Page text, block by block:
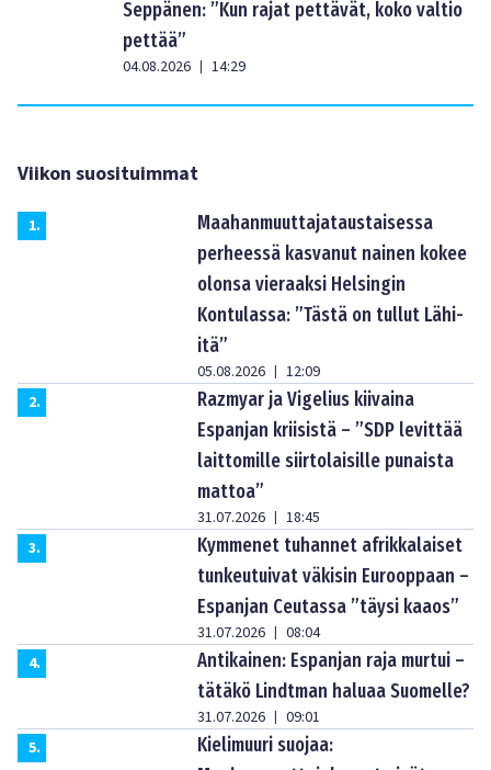
Seppänen: ”Kun rajat pettävät, koko valtio
pettää”
04.08.2026 | 14:29
Viikon suosituimmat
1.
Maahanmuuttajataustaisessa
perheessä kasvanut nainen kokee
olonsa vieraaksi Helsingin
Kontulassa: ”Tästä on tullut Lähi-
itä”
05.08.2026 | 12:09
2.
Razmyar ja Vigelius kiivaina
Espanjan kriisistä – ”SDP levittää
laittomille siirtolaisille punaista
mattoa”
31.07.2026 | 18:45
3.
Kymmenet tuhannet afrikkalaiset
tunkeutuivat väkisin Eurooppaan –
Espanjan Ceutassa ”täysi kaaos”
31.07.2026 | 08:04
4.
Antikainen: Espanjan raja murtui –
tätäkö Lindtman haluaa Suomelle?
31.07.2026 | 09:01
5.
Kielimuuri suojaa: